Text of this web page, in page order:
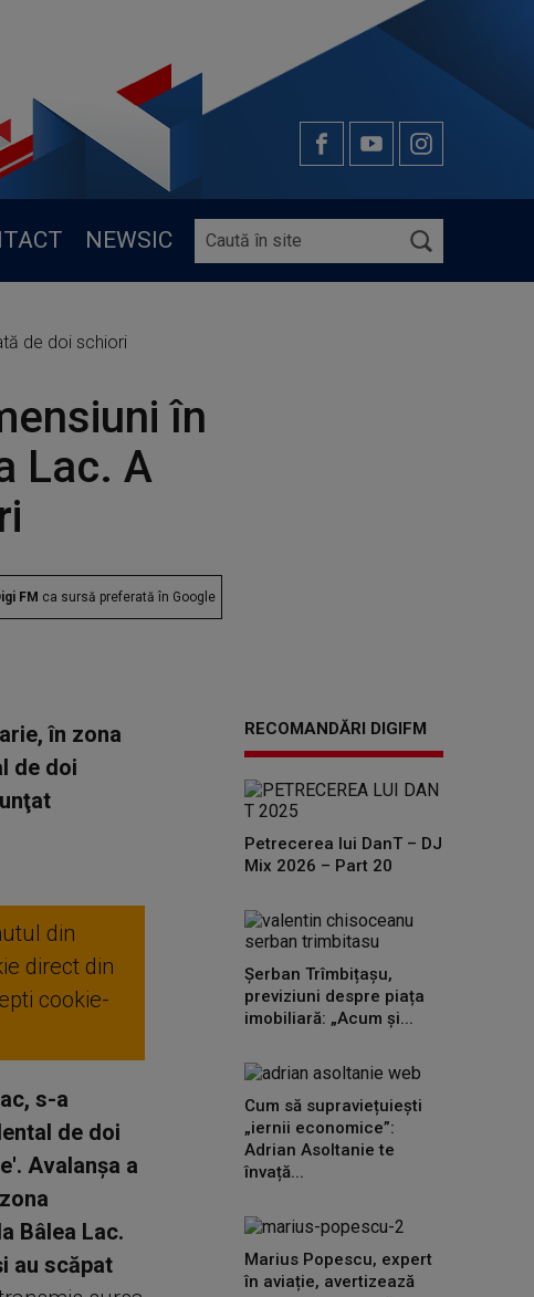
NEWSIC
de doi schiori
în
Lac. A
FM ca sursă preferată în Google
în zona
de doi
din
direct din
cookie-
s-a
de doi
Avalanşa a
Bâlea Lac.
au scăpat
RECOMANDĂRI DIGIFM
Petrecerea lui DanT – DJ
Mix 2026 – Part 20
Șerban Trîmbițașu,
previziuni despre piața
imobiliară: „Acum și...
Cum să supraviețuiești
„iernii economice”:
Adrian Asoltanie te
învață...
Marius Popescu, expert
în aviație, avertizează